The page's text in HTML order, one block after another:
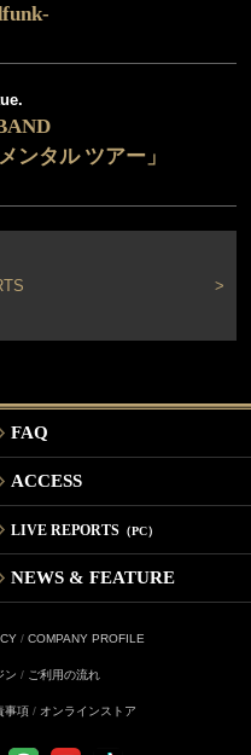
ンタル ツアー」
>
FAQ
ACCESS
LIVE REPORTS （PC）
NEWS & FEATURE
/ COMPANY PROFILE
ン / ご利用の流れ
事項 / オンラインストア